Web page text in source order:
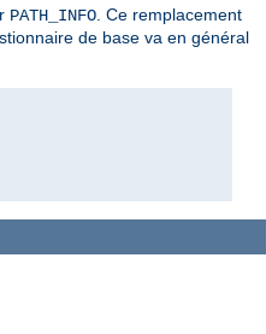
PATH_INFO. Ce remplacement
de base va en général